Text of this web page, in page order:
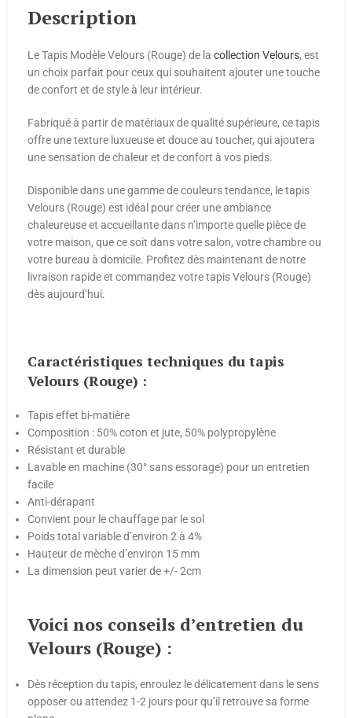
Description
Le Tapis Modèle Velours (Rouge) de la collection Velours, est
un choix parfait pour ceux qui souhaitent ajouter une touche
de confort et de style à leur intérieur.
Fabriqué à partir de matériaux de qualité supérieure, ce tapis
offre une texture luxueuse et douce au toucher, qui ajoutera
une sensation de chaleur et de confort à vos pieds.
Disponible dans une gamme de couleurs tendance, le tapis
Velours (Rouge) est idéal pour créer une ambiance
chaleureuse et accueillante dans n’importe quelle pièce de
votre maison, que ce soit dans votre salon, votre chambre ou
votre bureau à domicile. Profitez dès maintenant de notre
livraison rapide et commandez votre tapis Velours (Rouge)
dès aujourd’hui.
Caractéristiques techniques du tapis
Velours (Rouge) :
Tapis effet bi-matière
Composition : 50% coton et jute, 50% polypropylène
Résistant et durable
Lavable en machine (30° sans essorage) pour un entretien
facile
Anti-dérapant
Convient pour le chauffage par le sol
Poids total variable d’environ 2 à 4%
Hauteur de mèche d’environ 15 mm
La dimension peut varier de +/- 2cm
Voici nos conseils d’entretien du
Velours (Rouge) :
Dès réception du tapis, enroulez le délicatement dans le sens
opposer ou attendez 1-2 jours pour qu’il retrouve sa forme